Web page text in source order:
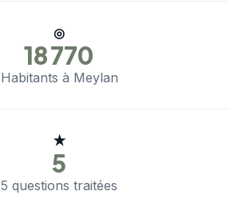
◎
18 770
Habitants à Meylan
★
5
5 questions traitées